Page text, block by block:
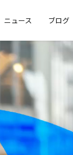
ニュース ブログ